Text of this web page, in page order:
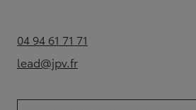
04 94 61 71 71(Opens in new tab)
lead@jpv.fr(Opens in new tab)